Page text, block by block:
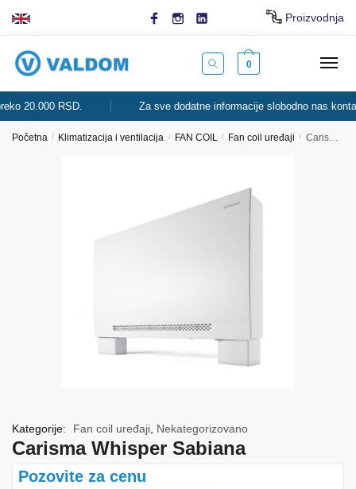
Proizvodnja
0
20.000 RSD. Za sve dodatne informacije slobodno nas
Početna / Klimatizacija i ventilacija / FAN COIL / Fan coil uređaji / Carisma Whisper Sabiana
Carisma Whisper Sabiana
Pozovite za cenu
Kategorije: Fan coil uređaji Nekategorizovano